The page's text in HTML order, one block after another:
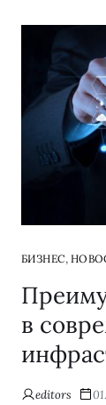
БИЗНЕС,
в
editors